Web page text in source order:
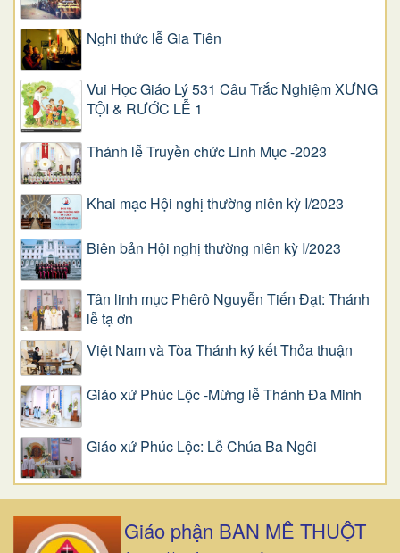
Nghi thức lễ Gia Tiên
Vui Học Giáo Lý 531 Câu Trắc Nghiệm XƯNG
TỘI & RƯỚC LỄ 1
Thánh lễ Truyền chức Linh Mục -2023
Khai mạc Hội nghị thường niên kỳ I/2023
Biên bản Hội nghị thường niên kỳ I/2023
Tân linh mục Phêrô Nguyễn Tiến Đạt: Thánh
lễ tạ ơn
Việt Nam và Tòa Thánh ký kết Thỏa thuận
Giáo xứ Phúc Lộc -Mừng lễ Thánh Đa Minh
Giáo xứ Phúc Lộc: Lễ Chúa Ba Ngôi
Giáo phận BAN MÊ THUỘT